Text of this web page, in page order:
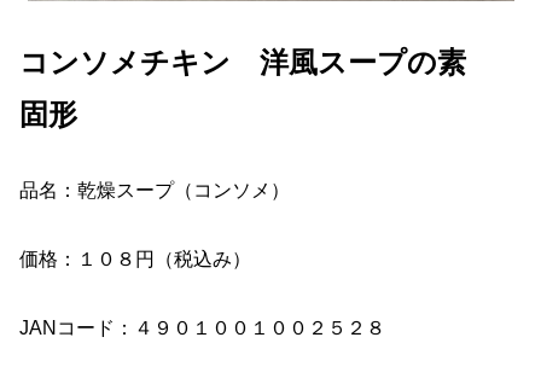
コンソメチキン 洋風スープの素
固形
品名：乾燥スープ（コンソメ）
価格：１０８円（税込み）
JANコード：４９０１００１００２５２８